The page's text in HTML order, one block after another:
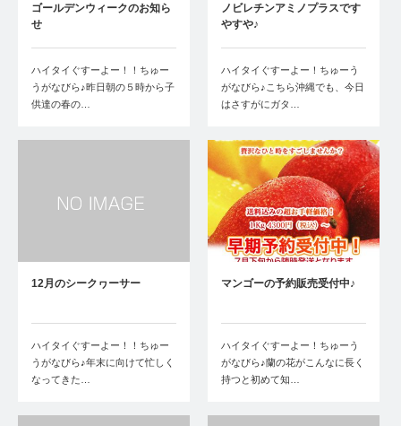
ゴールデンウィークのお知ら
せ
ハイタイぐすーよー！！ちゅー
うがなびら♪昨日朝の５時から子
供達の春の…
ノビレチンアミノプラスです
やすや♪
ハイタイぐすーよー！ちゅーう
がなびら♪こちら沖縄でも、今日
はさすがにガタ…
12月のシークヮーサー
ハイタイぐすーよー！！ちゅー
うがなびら♪年末に向けて忙しく
なってきた…
マンゴーの予約販売受付中♪
ハイタイぐすーよー！ちゅーう
がなびら♪蘭の花がこんなに長く
持つと初めて知…